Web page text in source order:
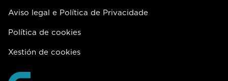
Aviso legal e Política de Privacidade
Política de cookies
Xestión de cookies